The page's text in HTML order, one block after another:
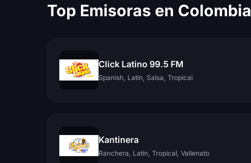
Top Emisoras en Colombia
Click Latino 99.5 FM
Spanish, Latin, Salsa, Tropical
Kantinera
Ranchera, Latin, Tropical, Vallenato